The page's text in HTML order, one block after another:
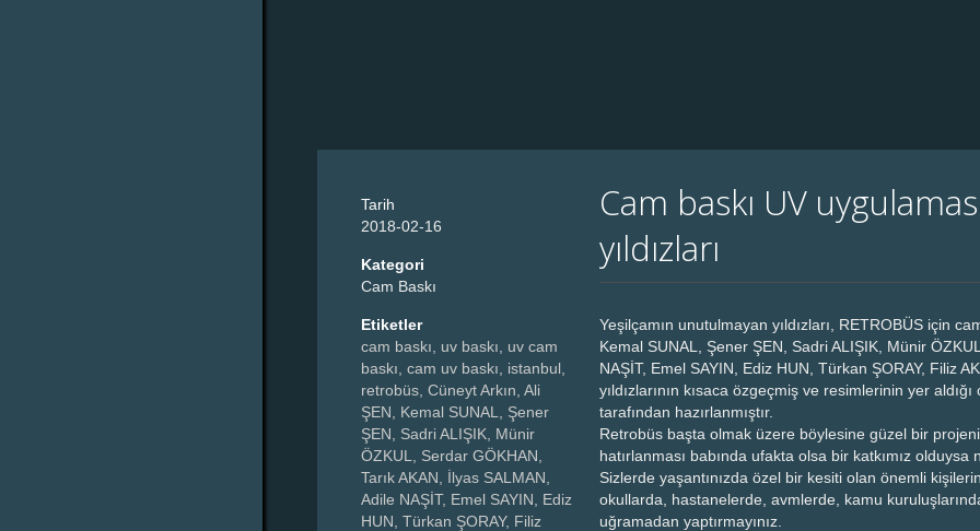
Tarih
2018-02-16
Kategori
Cam Baskı
Etiketler
cam baskı, uv baskı, uv cam
baskı, cam uv baskı, istanbul,
retrobüs, Cüneyt Arkın, Ali
ŞEN, Kemal SUNAL, Şener
ŞEN, Sadri ALIŞIK, Münir
ÖZKUL, Serdar GÖKHAN,
Tarık AKAN, İlyas SALMAN,
Adile NAŞİT, Emel SAYIN, Ediz
HUN, Türkan ŞORAY, Filiz
Cam baskı UV
yıldızları
Yeşilçamın unutulmayan yıldızları, RETROBÜS için
Kemal SUNAL, Şener ŞEN, Sadri ALIŞIK, Münir
NAŞİT, Emel SAYIN, Ediz HUN, Türkan ŞORAY, Filiz
yıldızlarının kısaca özgeçmiş ve resimlerinin yer
tarafından hazırlanmıştır.
Retrobüs başta olmak üzere böylesine güzel bir
hatırlanması babında ufakta olsa bir katkımız olduysa
Sizlerde yaşantınızda özel bir kesiti olan önemli
okullarda, hastanelerde, avmlerde, kamu
uğramadan yaptırmayınız.